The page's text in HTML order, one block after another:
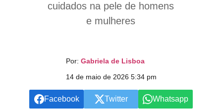
cuidados na pele de homens
e mulheres
Por: Gabriela de Lisboa
14 de maio de 2026 5:34 pm
Facebook Twitter Whatsapp